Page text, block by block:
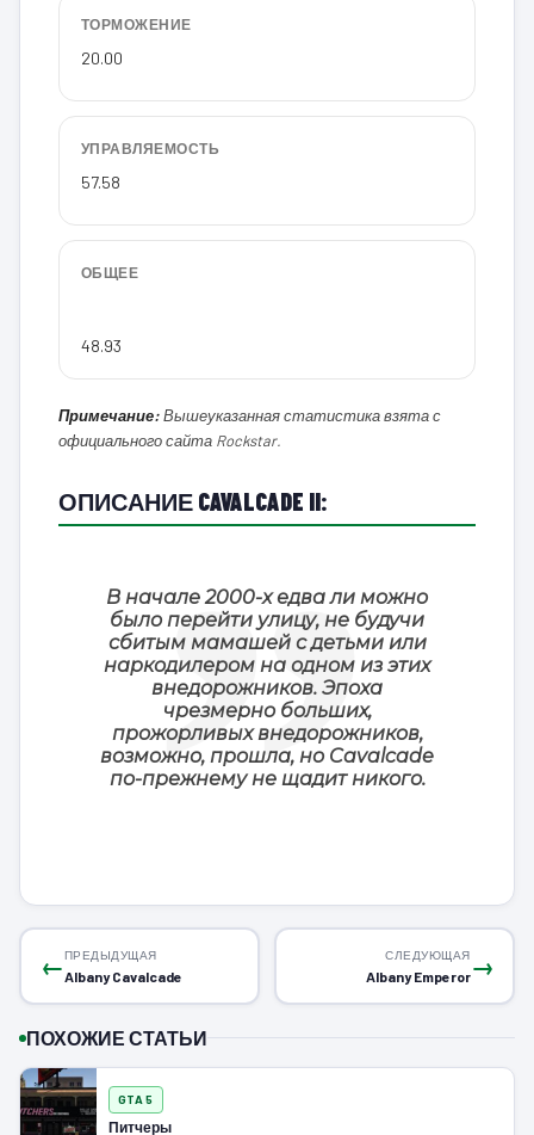
ТОРМОЖЕНИЕ
20.00
УПРАВЛЯЕМОСТЬ
57.58
ОБЩЕЕ
48.93
Примечание:Вышеуказанная статистика взята с
официального сайта Rockstar.
ОПИСАНИЕ CAVALCADE II:
В начале 2000-х едва ли можно
было перейти улицу, не будучи
сбитым мамашей с детьми или
наркодилером на одном из этих
внедорожников. Эпоха
чрезмерно больших,
прожорливых внедорожников,
возможно, прошла, но Cavalcade
по-прежнему не щадит никого.
←ПРЕДЫДУЩАЯ
Albany Cavalcade →
СЛЕДУЮЩАЯ
Albany Emperor
ПОХОЖИЕ СТАТЬИ
GTA 5
Питчеры